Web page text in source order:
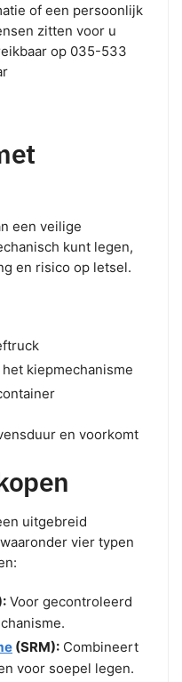
of een persoonlijk
zitten voor u
op 035-533
een veilige
kunt legen,
en risico op letsel.
kiepmechanisme
en voorkomt
uitgebreid
vier typen
Voor gecontroleerd
(SRM): Combineert
voor soepel legen.